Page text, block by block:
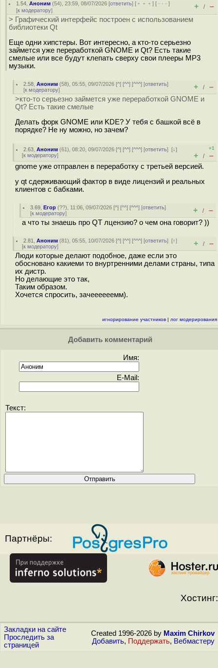
1.54 ,Аноним (54), 23:59, 08/07/2026 [ответить] [ ﹢﹢﹢] [ · · ·]
[к модератору] + / –
> Графический интерфейс построен с использованием
библиотеки Qt
Еще одни хипстеры. Вот интересно, а кто-то серьезно
займется уже переработкой GNOME и Qt? Есть такие
смелые или все будут клепать сверху свои плееры MP3
музыки.
2.58 ,Аноним (58), 05:55, 09/07/2026 [^] [^^] [^^^] [ответить]
[к модератору] + / –
>кто-то серьезно займется уже переработкой GNOME и
Qt? Есть такие смелые
Делать форк GNOME или KDE? У тебя с башкой всё в
порядке? Не ну можно, но зачем?
2.63 ,Аноним (61), 08:20, 09/07/2026 [^] [^^] [^^^] [ответить][↓]
[к модератору]
+1
+ / –
gnome уже отправлен в переработку с третьей версией.
у qt сдерживающий фактор в виде лицензий и реальных
клиентов с бабками.
3.69 ,Егор (??), 11:06, 09/07/2026 [^] [^^] [^^^] [ответить]
[к модератору] + / –
а что ты знаешь про QT лцензию? о чем она говорит? ))
2.81 ,Аноним (81), 05:55, 10/07/2026 [^] [^^] [^^^] [ответить][↑]
[к модератору] + / –
Люди которые делают подобное, даже если это
обосновано какиеми то внуртренними делами страны, типа
их дистр.
Но делающие это так,
Таким образом.
Хочется спросить, зачеееееемм).
игнорирование участников | лог модерирования
Добавить комментарий
Имя:
E-Mail:
Текст:
Партнёры:
Хостинг:
Закладки на сайте
Проследить за
страницей
Created 1996-2026 by Maxim Chirkov
Добавить, Поддержать, Вебмастеру